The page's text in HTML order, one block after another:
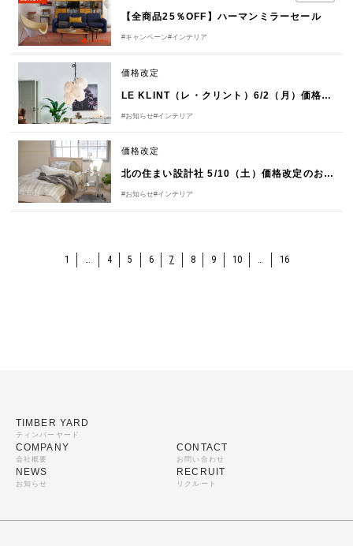
【全商品25％OFF】ハーマンミラーセール
#キャンペーン#インテリア
価格改定
LE KLINT（レ・クリント）6/2（月）価格改定のお知らせ
#お知らせ#インテリア
価格改定
北の住まい設計社 5/10（土）価格改定のお知らせ
#お知らせ#インテリア
1 4 5 6 7 8 9 10 16
TIMBER YARD
ティンバーヤード
COMPANY
会社概要
NEWS
お知らせ
CONTACT
お問い合わせ
RECRUIT
リクルート